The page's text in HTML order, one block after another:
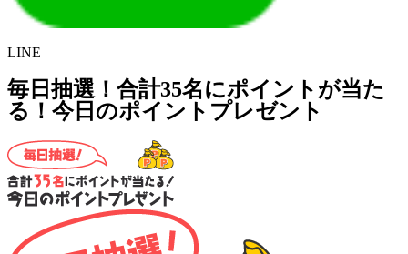
LINE
毎日抽選！合計35名にポイントが当た
る！今日のポイントプレゼント